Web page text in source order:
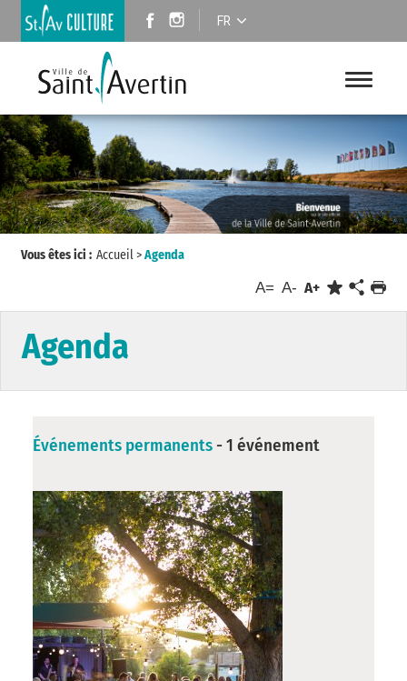
FR
Vous êtes ici : Accueil>Agenda
A= A- A+
Agenda
Événements permanents - 1 événement